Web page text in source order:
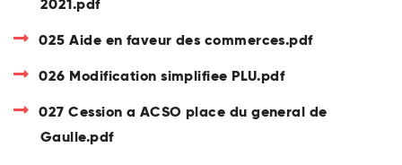
2021.pdf
025 Aide en faveur des commerces.pdf
026 Modification simplifiee PLU.pdf
027 Cession a ACSO place du general de
Gaulle.pdf